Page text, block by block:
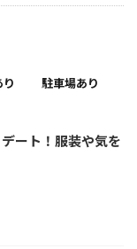
駐車場あり
ート！服装や気を